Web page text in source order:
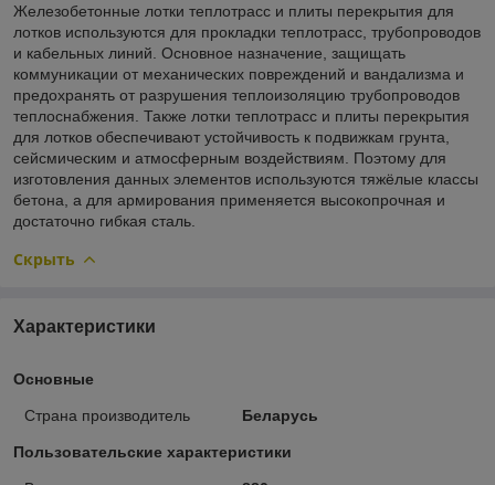
Железобетонные лотки теплотрасс и плиты перекрытия для
лотков используются для прокладки теплотрасс, трубопроводов
и кабельных линий. Основное назначение, защищать
коммуникации от механических повреждений и вандализма и
предохранять от разрушения теплоизоляцию трубопроводов
теплоснабжения. Также лотки теплотрасс и плиты перекрытия
для лотков обеспечивают устойчивость к подвижкам грунта,
сейсмическим и атмосферным воздействиям. Поэтому для
изготовления данных элементов используются тяжёлые классы
бетона, а для армирования применяется высокопрочная и
достаточно гибкая сталь.
Скрыть
Характеристики
Основные
Страна производитель Беларусь
Пользовательские характеристики